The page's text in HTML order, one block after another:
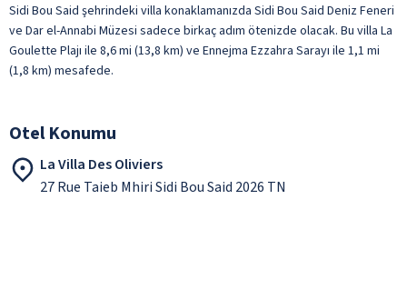
Sidi Bou Said şehrindeki villa konaklamanızda Sidi Bou Said Deniz Feneri
ve Dar el-Annabi Müzesi sadece birkaç adım ötenizde olacak. Bu villa La
Goulette Plajı ile 8,6 mi (13,8 km) ve Ennejma Ezzahra Sarayı ile 1,1 mi
(1,8 km) mesafede.
Otel Konumu
La Villa Des Oliviers
27 Rue Taieb Mhiri Sidi Bou Said 2026 TN